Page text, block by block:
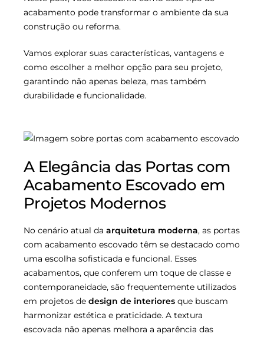
acabamento pode transformar o ambiente da sua
construção ou reforma.
Vamos explorar suas características, vantagens e
como escolher a melhor opção para seu projeto,
garantindo não apenas beleza, mas também
durabilidade e funcionalidade.
A Elegância das Portas com
Acabamento Escovado em
Projetos Modernos
No cenário atual da arquitetura moderna, as portas
com acabamento escovado têm se destacado como
uma escolha sofisticada e funcional. Esses
acabamentos, que conferem um toque de classe e
contemporaneidade, são frequentemente utilizados
em projetos de design de interiores que buscam
harmonizar estética e praticidade. A textura
escovada não apenas melhora a aparência das